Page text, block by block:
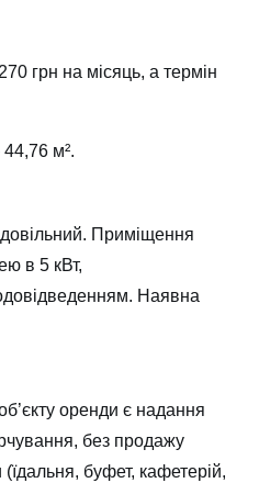
грн на місяць, а термін
м².
Приміщення
в 5 кВт,
Наявна
оренди є надання
без продажу
(їдальня, буфет, кафетерій,